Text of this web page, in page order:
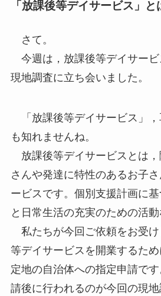
「放課後等デイサービス」と
さて。
今週は，放課後等デイサー
現地調査に立ち会いました。
「放課後等デイサービス」
も知れませんね。
放課後等デイサービスとは，
さんや発達に特性のあるお子
ービスです。個別支援計画に
と日常生活の充実のための活動
私たちが今回ご依頼をお受け
等デイサービスを開業するた
定地の自治体への指定申請で
請後に行われるのが今回の現地